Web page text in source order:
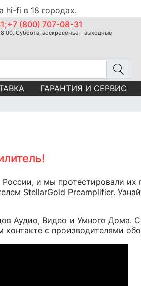
hi-fi в 18 городах.
(800) 707-08-31
Суббота, воскресенье - выходные
ГАРАНТИЯ И СЕРВИС
и мы протестировали
StellarGold Preamplifier.
Аудио, Видео и Умного Дома.
с производителями